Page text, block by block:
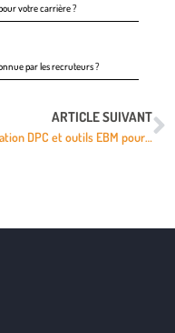
votre carrière ?
par les recruteurs ?
ARTICLE SUIVANT
Formation DPC et outils EBM pour la certification périodique